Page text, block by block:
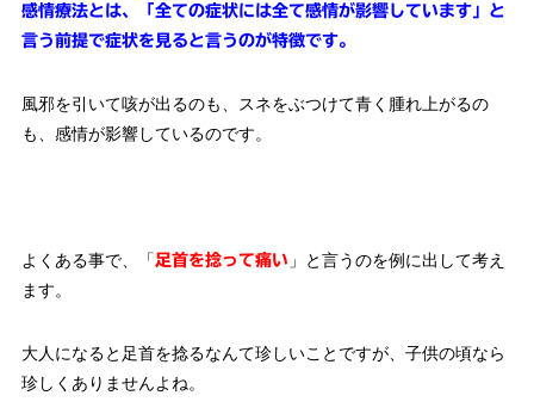
感情療法とは、「全ての症状には全て感情が影響しています」と
言う前提で症状を見ると言うのが特徴です。
風邪を引いて咳が出るのも、スネをぶつけて青く腫れ上がるの
も、感情が影響しているのです。
よくある事で、「 足首を捻って痛い 」と言うのを例に出して考え
ます。
大人になると足首を捻るなんて珍しいことですが、子供の頃なら
珍しくありませんよね。